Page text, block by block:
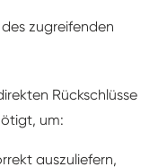
zugreifenden
Rückschlüsse
um:
auszuliefern,